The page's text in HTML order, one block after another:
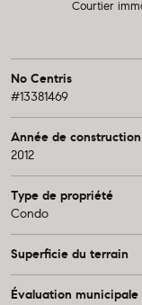
Courtier
No Centris
#13381469
Année de construction
2012
Type de propriété
Condo
Superficie du terrain
Évaluation municipale